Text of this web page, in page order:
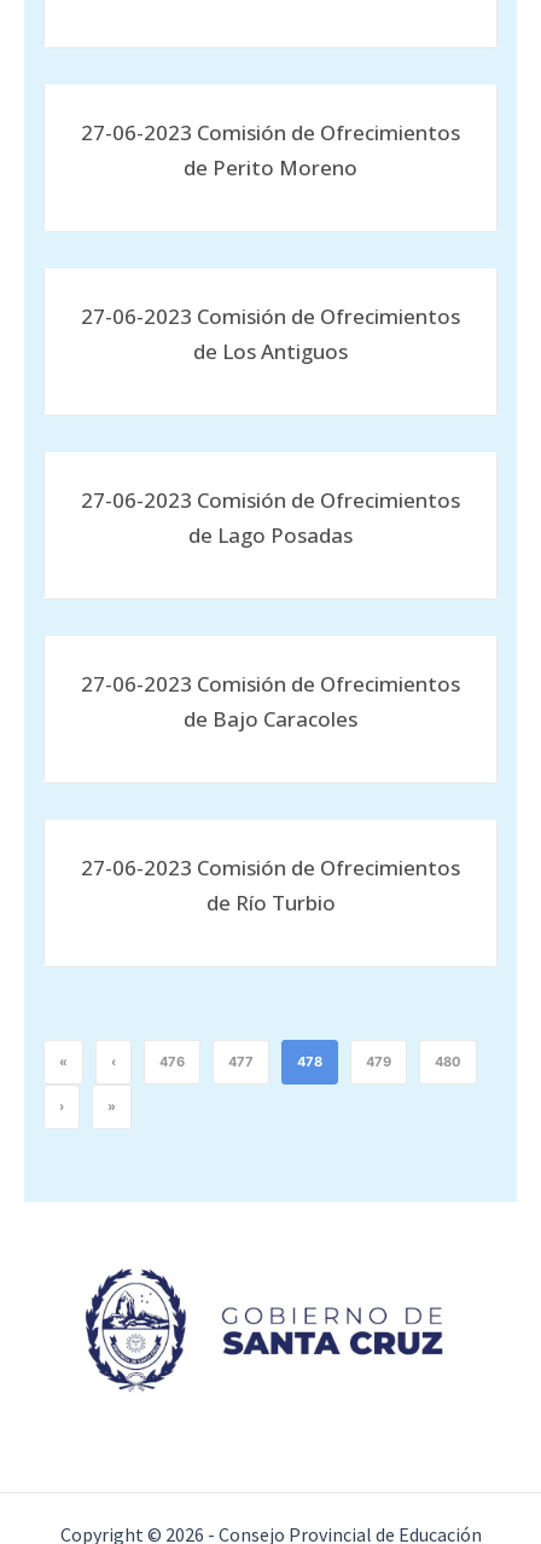
27-06-2023 Comisión de Ofrecimientos
de Perito Moreno
27-06-2023 Comisión de Ofrecimientos
de Los Antiguos
27-06-2023 Comisión de Ofrecimientos
de Lago Posadas
27-06-2023 Comisión de Ofrecimientos
de Bajo Caracoles
27-06-2023 Comisión de Ofrecimientos
de Río Turbio
« ‹ 476 477 478 479 480
› »
Copyright © 2026 - Consejo Provincial de Educación